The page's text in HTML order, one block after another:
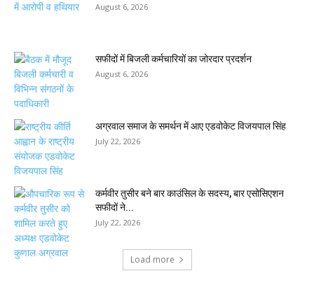
August 6, 2026
सफीदों में बिजली कर्मचारियों का जोरदार प्रदर्शन
August 6, 2026
अग्रवाल समाज के समर्थन में आए एडवोकेट विजयपाल सिंह
July 22, 2026
कर्मवीर तुसीर बने बार काउंसिल के सदस्य, बार एसोसिएशन
सफीदों ने...
July 22, 2026
Load more